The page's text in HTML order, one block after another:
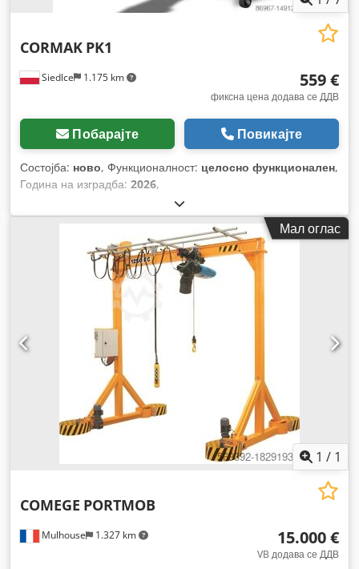
Siedlce 1.175 km
CORMAK PK1
559 €
фиксна цена додава се ДДВ
Побарајте Повикајте
Состојба: ново, Функционалност: целосно функционален,
Година на изградба: 2026,
Мал оглас
1 / 1
Mulhouse 1.327 km
COMEGE PORTMOB
15.000 €
VB додава се ДДВ